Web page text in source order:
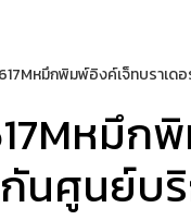
หมึกพิมพ์อิงค์เจ็ทบราเ
หมึก
กันศูนย์บ